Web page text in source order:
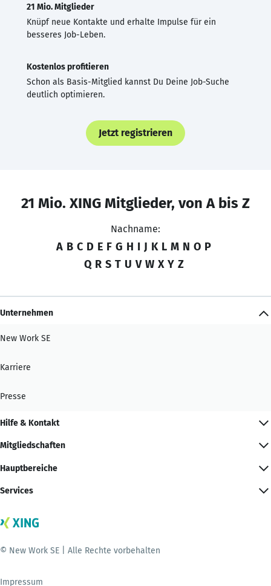
21 Mio. Mitglieder
Knüpf neue Kontakte und erhalte Impulse für ein
besseres Job-Leben.
Kostenlos profitieren
Schon als Basis-Mitglied kannst Du Deine Job-Suche
deutlich optimieren.
Jetzt registrieren
21 Mio. XING Mitglieder, von A bis Z
Nachname:
A B C D E F G H I J K L M N O P
Q R S T U V W X Y Z
Unternehmen
New Work SE
Karriere
Presse
Hilfe & Kontakt
Mitgliedschaften
Hauptbereiche
Services
© New Work SE | Alle Rechte vorbehalten
Impressum